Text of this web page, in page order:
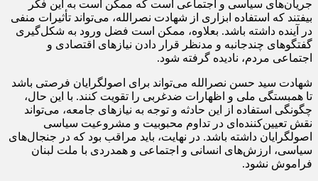
جریان‌های سیاسی و اجتماعی است که ممکن است به این فکر
بیفتند که استفاده ابزاری از شهادت نصرالله، می‌تواند تأثیرات منفی
در آینده داشته باشد. بعلاوه، ممکن است فضل ورود به شکل‌گیری
گفتگوهای چندجانبه و مدنظر قرار دادن نیازهای اقتصادی و
اجتماعی مردم، نادیده گرفته شود.
شهادت سید حسن نصرالله می‌تواند برای اصولگرایان فرصتی باشد
تا همبستگی ملی و اظهارات ضدغربی را تقویت کنند. با این حال،
چگونگی استفاده از این حادثه و توجه به نیازهای جامعه، می‌تواند
نقش تعیین‌کننده‌ای در تداوم محبوبیت و مشروعیت سیاسی
اصولگرایان داشته باشد. در نهایت، باید مراقب بود که در جنجال‌های
سیاسی، ارزش‌های انسانی و اجتماعی و همدردی با ملت لبنان
فراموش نشود.